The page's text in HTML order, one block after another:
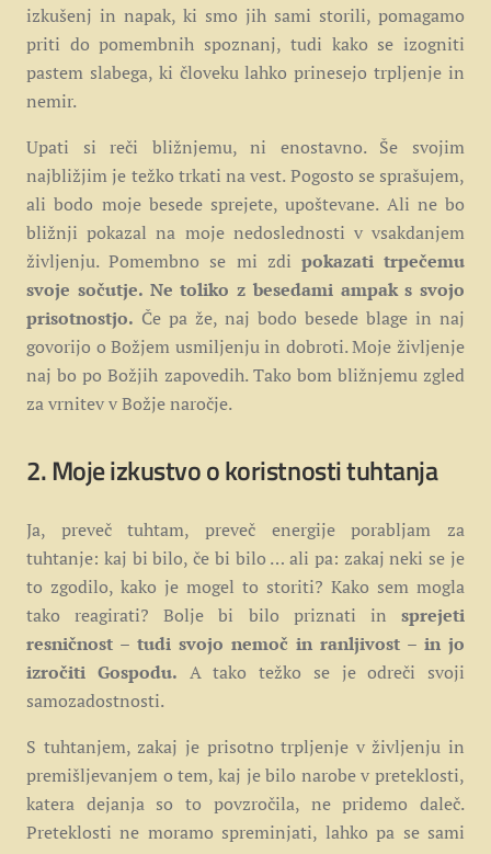
izkušenj in napak, ki smo jih sami storili, pomagamo
priti do pomembnih spoznanj, tudi kako se izogniti
pastem slabega, ki človeku lahko prinesejo trpljenje in
nemir.
Upati si reči bližnjemu, ni enostavno. Še svojim
najbližjim je težko trkati na vest. Pogosto se sprašujem,
ali bodo moje besede sprejete, upoštevane. Ali ne bo
bližnji pokazal na moje nedoslednosti v vsakdanjem
življenju. Pomembno se mi zdi pokazati trpečemu
svoje sočutje. Ne toliko z besedami ampak s svojo
prisotnostjo. Če pa že, naj bodo besede blage in naj
govorijo o Božjem usmiljenju in dobroti. Moje življenje
naj bo po Božjih zapovedih. Tako bom bližnjemu zgled
za vrnitev v Božje naročje.
2. Moje izkustvo o koristnosti tuhtanja
Ja, preveč tuhtam, preveč energije porabljam za
tuhtanje: kaj bi bilo, če bi bilo … ali pa: zakaj neki se je
to zgodilo, kako je mogel to storiti? Kako sem mogla
tako reagirati? Bolje bi bilo priznati in sprejeti
resničnost – tudi svojo nemoč in ranljivost – in jo
izročiti Gospodu. A tako težko se je odreči svoji
samozadostnosti.
S tuhtanjem, zakaj je prisotno trpljenje v življenju in
premišljevanjem o tem, kaj je bilo narobe v preteklosti,
katera dejanja so to povzročila, ne pridemo daleč.
Preteklosti ne moramo spreminjati, lahko pa se sami